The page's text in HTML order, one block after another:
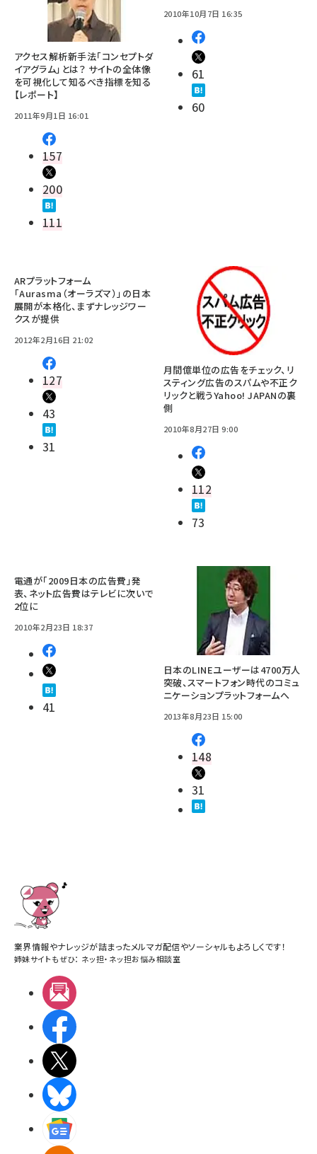
アクセス解析新手法「コンセプトダ
イアグラム」とは？ サイトの全体像
を可視化して知るべき指標を知る
【レポート】
2011年9月1日 16:01
157
200
111
2010年10月7日 16:35
61
60
ARプラットフォーム
「Aurasma（オーラズマ）」の日本
展開が本格化、まずナレッジワー
クスが提供
2012年2月16日 21:02
127
43
31
月間億単位の広告をチェック、リ
スティング広告のスパムや不正ク
リックと戦うYahoo! JAPANの裏
側
2010年8月27日 9:00
112
73
電通が「2009日本の広告費」発
表、ネット広告費はテレビに次いで
2位に
2010年2月23日 18:37
41
日本のLINEユーザーは4700万人
突破、スマートフォン時代のコミュ
ニケーションプラットフォームへ
2013年8月23日 15:00
148
31
業界情報やナレッジが詰まったメルマガ配信やソーシャルもよろしくです！
姉妹サイトもぜひ： ネッ担・ ネッ担お悩み相談室